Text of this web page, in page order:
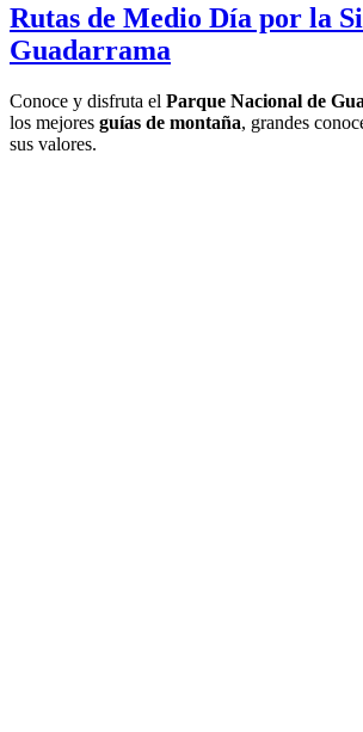
Rutas de Medio Día por la
Guadarrama
Conoce y disfruta el Parque Nacional de
los mejores guías de montaña, grandes
sus valores.